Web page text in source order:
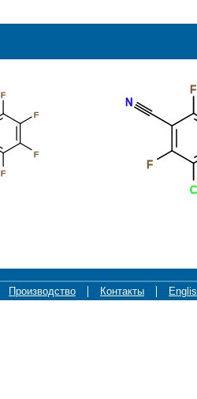
F
F
F
F
N
F
F
Производство Контакты